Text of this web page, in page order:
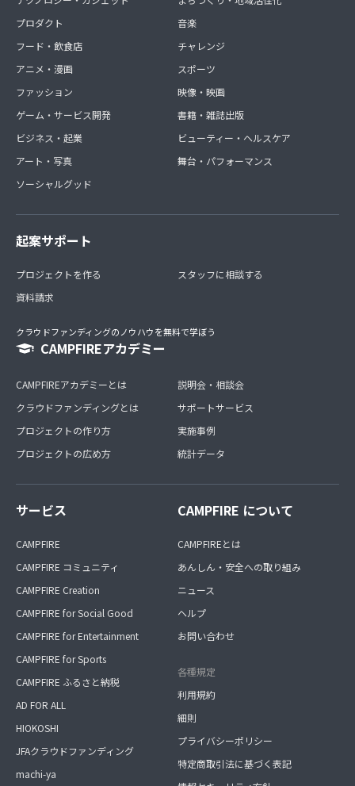
プロダクト
フード・飲食店
アニメ・漫画
ファッション
ゲーム・サービス開発
ビジネス・起業
アート・写真
ソーシャルグッド
音楽
チャレンジ
スポーツ
映像・映画
書籍・雑誌出版
ビューティー・ヘルスケア
舞台・パフォーマンス
起案サポート
プロジェクトを作る
資料請求
スタッフに相談する
クラウドファンディングのノウハウを無料で学ぼう
CAMPFIREアカデミー
CAMPFIREアカデミーとは
クラウドファンディングとは
プロジェクトの作り方
プロジェクトの広め方
説明会・相談会
サポートサービス
実施事例
統計データ
サービス
CAMPFIRE
CAMPFIRE コミュニティ
CAMPFIRE Creation
CAMPFIRE for Social Good
CAMPFIRE for Entertainment
CAMPFIRE for Sports
CAMPFIRE ふるさと納税
AD FOR ALL
HIOKOSHI
JFAクラウドファンディング
machi-ya
CAMPFIRE について
CAMPFIREとは
あんしん・安全への取り組み
ニュース
ヘルプ
お問い合わせ
各種規定
利用規約
細則
プライバシーポリシー
特定商取引法に基づく表記